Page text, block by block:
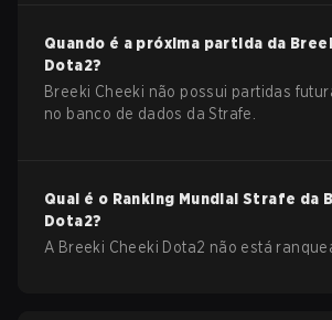
Quando é a próxima partida da
Dota2?
Breeki Cheeki não possui partidas
no banco de dados da Strafe.
Qual é o Ranking Mundial Strafe da
Dota2?
A Breeki Cheeki Dota2 não está